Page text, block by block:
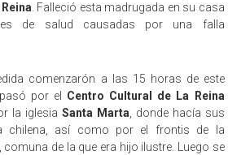
Reina . Falleció esta madrugada en su casa
de salud causadas por una falla
comenzarón a las 15 horas de este
por el Centro Cultural de La Reina
la iglesia Santa Marta , donde hacía sus
chilena, así como por el frontis de la
, comuna de la que era hijo ilustre. Luego se